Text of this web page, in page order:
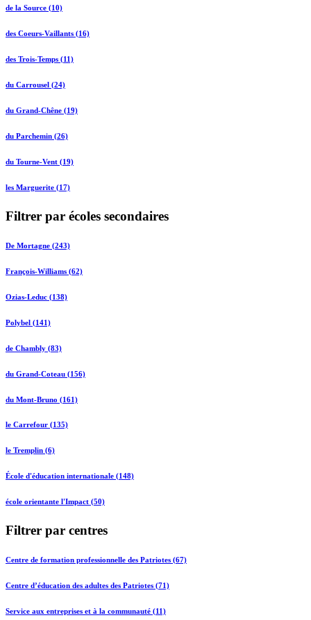
de la Source (10)
des Coeurs-Vaillants (16)
des Trois-Temps (11)
du Carrousel (24)
du Grand-Chêne (19)
du Parchemin (26)
du Tourne-Vent (19)
les Marguerite (17)
Filtrer par écoles secondaires
De Mortagne (243)
François-Williams (62)
Ozias-Leduc (138)
Polybel (141)
de Chambly (83)
du Grand-Coteau (156)
du Mont-Bruno (161)
le Carrefour (135)
le Tremplin (6)
École d'éducation internationale (148)
école orientante l'Impact (50)
Filtrer par centres
Centre de formation professionnelle des Patriotes (67)
Centre d’éducation des adultes des Patriotes (71)
Service aux entreprises et à la communauté (11)